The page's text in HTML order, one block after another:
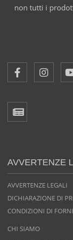
non tutti i
AVVERTENZE
AVVERTENZE LEGALI
DICHIARAZIONE DI
CONDIZIONI DI
CHI SIAMO